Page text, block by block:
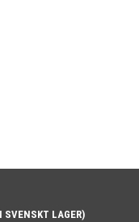
SVENSKT LAGER)